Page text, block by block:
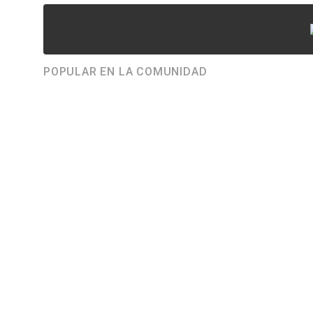
POPULAR EN LA COMUNIDAD